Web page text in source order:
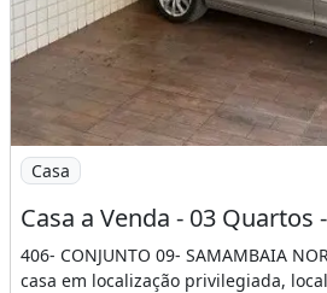
Imagem: Casa a Venda - 03
Casa
406- CONJUNTO 09- SAMAMBAIA
casa em localização privilegiada,